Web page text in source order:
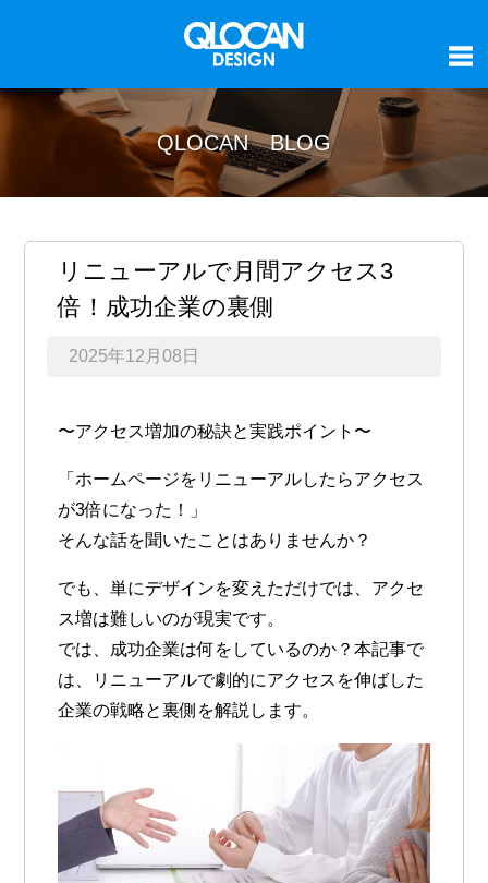
QLOCAN BLOG
リニューアルで月間アクセス3
倍！成功企業の裏側
2025年12月08日
〜アクセス増加の秘訣と実践ポイント〜
「ホームページをリニューアルしたらアクセス
が3倍になった！」
そんな話を聞いたことはありませんか？
でも、単にデザインを変えただけでは、アクセ
ス増は難しいのが現実です。
では、成功企業は何をしているのか？本記事で
は、
リニューアルで劇的にアクセスを伸ばした
企業の戦略と裏側 を解説します。